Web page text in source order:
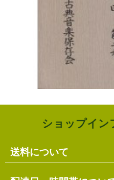
ショップイン
送料について
単品のみの場合